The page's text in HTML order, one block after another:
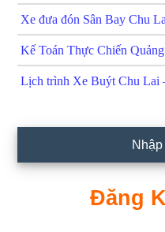
Xe đưa đón Sân Bay Chu
Kế Toán Thực Chiến
Lịch trình Xe Buýt Chu Lai
Đăng